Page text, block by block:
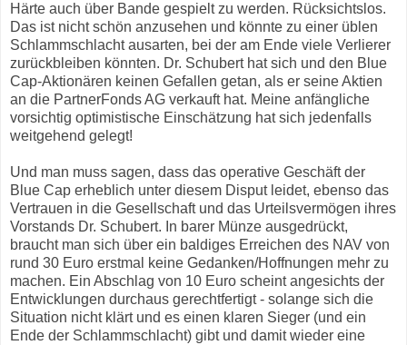
Härte auch über Bande gespielt zu werden. Rücksichtslos.
Das ist nicht schön anzusehen und könnte zu einer üblen
Schlammschlacht ausarten, bei der am Ende viele Verlierer
zurückbleiben könnten. Dr. Schubert hat sich und den Blue
Cap-Aktionären keinen Gefallen getan, als er seine Aktien
an die PartnerFonds AG verkauft hat. Meine anfängliche
vorsichtig optimistische Einschätzung hat sich jedenfalls
weitgehend gelegt!
Und man muss sagen, dass das operative Geschäft der
Blue Cap erheblich unter diesem Disput leidet, ebenso das
Vertrauen in die Gesellschaft und das Urteilsvermögen ihres
Vorstands Dr. Schubert. In barer Münze ausgedrückt,
braucht man sich über ein baldiges Erreichen des NAV von
rund 30 Euro erstmal keine Gedanken/Hoffnungen mehr zu
machen. Ein Abschlag von 10 Euro scheint angesichts der
Entwicklungen durchaus gerechtfertigt - solange sich die
Situation nicht klärt und es einen klaren Sieger (und ein
Ende der Schlammschlacht) gibt und damit wieder eine